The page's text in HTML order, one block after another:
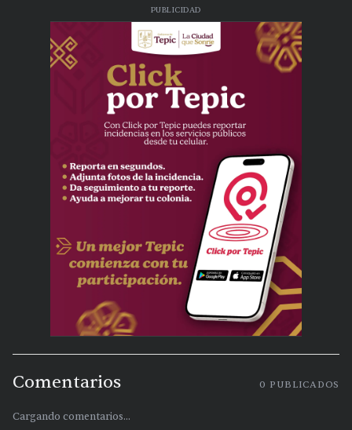
PUBLICIDAD
Comentarios 0 PUBLICADOS
Cargando comentarios...